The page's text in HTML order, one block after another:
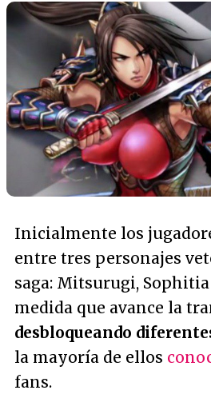
Inicialmente los
entre tres personajes
saga: Mitsurugi,
medida que avance la
desbloqueando
la mayoría de ellos
fans.